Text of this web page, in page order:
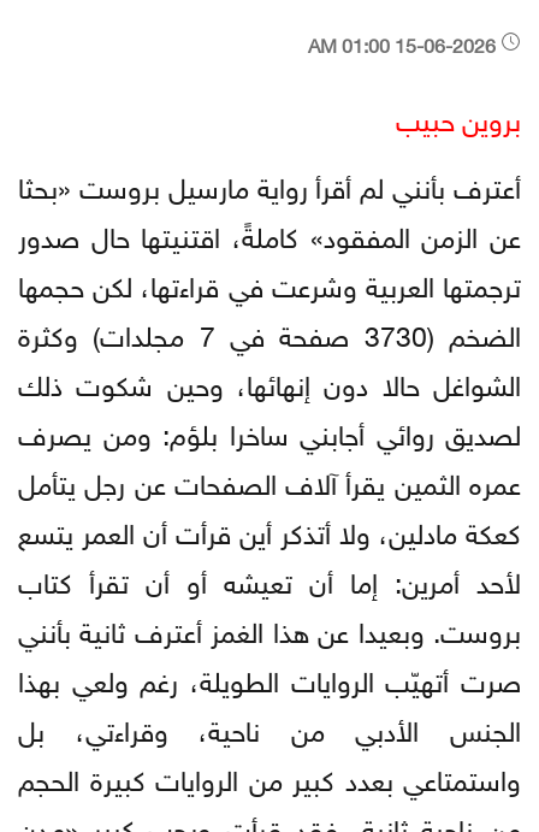
بروين حبيب
أعترف بأنني لم أقرأ رواية مارسيل بروست «بحثا
عن الزمن المفقود» كاملةً، اقتنيتها حال صدور
ترجمتها العربية وشرعت في قراءتها، لكن حجمها
الضخم (3730 صفحة في 7 مجلدات) وكثرة
الشواغل حالا دون إنهائها، وحين شكوت ذلك
لصديق روائي أجابني ساخرا بلؤم: ومن يصرف
عمره الثمين يقرأ آلاف الصفحات عن رجل يتأمل
كعكة مادلين، ولا أتذكر أين قرأت أن العمر يتسع
لأحد أمرين: إما أن تعيشه أو أن تقرأ كتاب
بروست. وبعيدا عن هذا الغمز أعترف ثانية بأنني
صرت أتهيّب الروايات الطويلة، رغم ولعي بهذا
الجنس الأدبي من ناحية، وقراءتي، بل
واستمتاعي بعدد كبير من الروايات كبيرة الحجم